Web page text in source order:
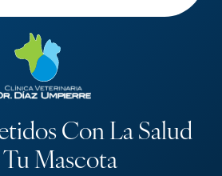
Con La Salud
Mascota